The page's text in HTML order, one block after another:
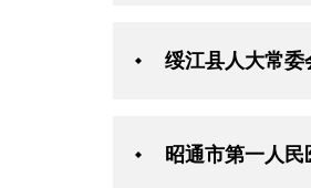
绥江县人大常
昭通市第一人